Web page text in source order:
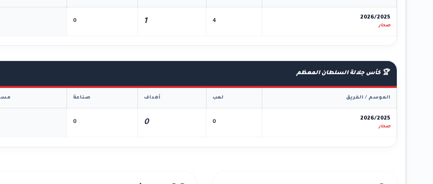
2026/2025
صحار
4
1
0
🏆 كأس جلالة السلطان المعظم
الموسم / الفريق لعب أهداف صناعة
2026/2025
صحار
0
0
0